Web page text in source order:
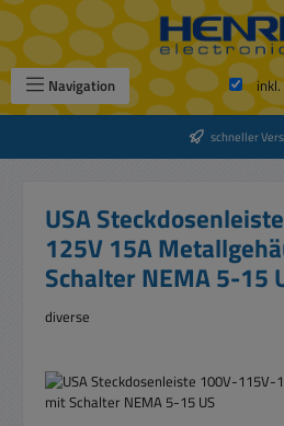
Zum Hauptinhalt springen
Navigation
schneller
USA
125V 15A
Schalter NEMA 5-15
diverse